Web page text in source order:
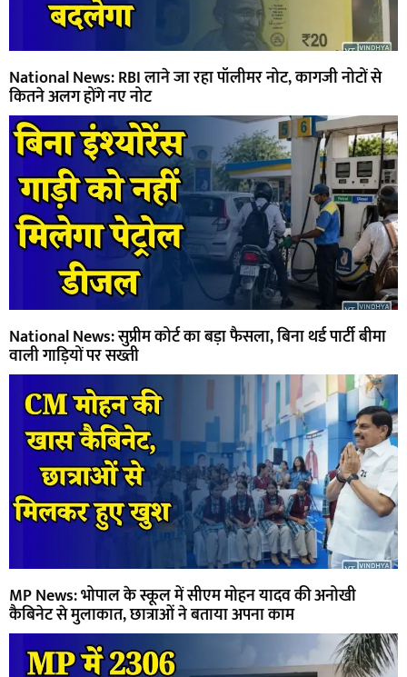
National News: RBI लाने जा रहा पॉलीमर नोट, कागजी नोटों से
कितने अलग होंगे नए नोट
National News: सुप्रीम कोर्ट का बड़ा फैसला, बिना थर्ड पार्टी बीमा
वाली गाड़ियों पर सख्ती
MP News: भोपाल के स्कूल में सीएम मोहन यादव की अनोखी
कैबिनेट से मुलाकात, छात्राओं ने बताया अपना काम